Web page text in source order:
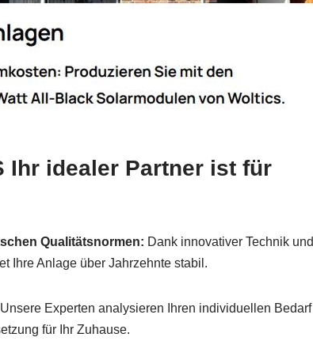
Ihr idealer Partner ist für
Qualitätsnormen: Dank innovativer Technik und
Ihre Anlage über Jahrzehnte stabil.
Unsere Experten analysieren Ihren individuellen Bedarf
für Ihr Zuhause.